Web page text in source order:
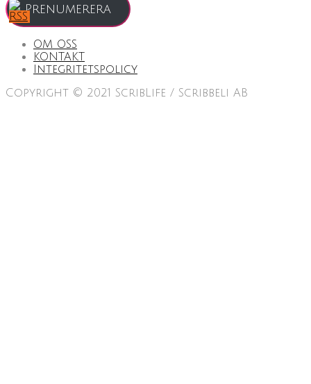
Prenumerera
OM OSS
KONTAKT
Integritetspolicy
Copyright © 2021 ScribLife / Scribbeli AB